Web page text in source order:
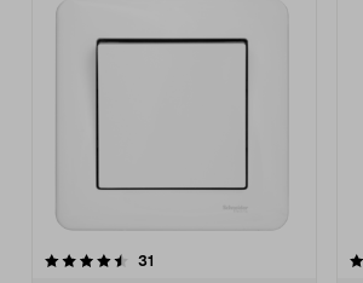
31
4.5 av 5 stjärnor